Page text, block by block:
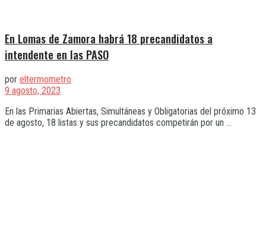
En Lomas de Zamora habrá 18 precandidatos a
intendente en las PASO
por eltermometro
9 agosto, 2023
En las Primarias Abiertas, Simultáneas y Obligatorias del próximo 13
de agosto, 18 listas y sus precandidatos competirán por un ...